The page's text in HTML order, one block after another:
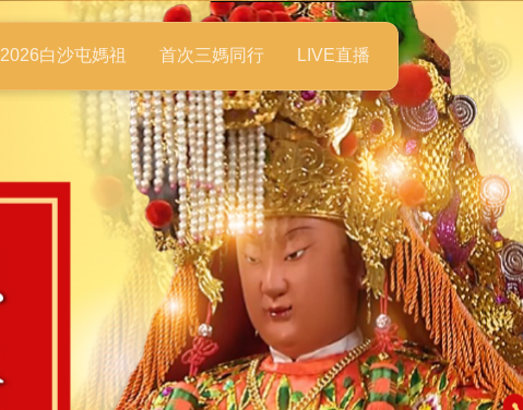
2026白沙屯媽祖 首次三媽同行 LIVE直播